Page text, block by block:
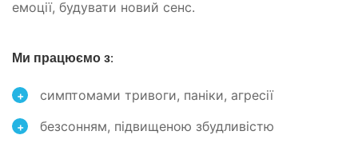
емоції, будувати новий сенс.
Ми працюємо з:
+ симптомами тривоги, паніки, агресії
+ безсонням, підвищеною збудливістю